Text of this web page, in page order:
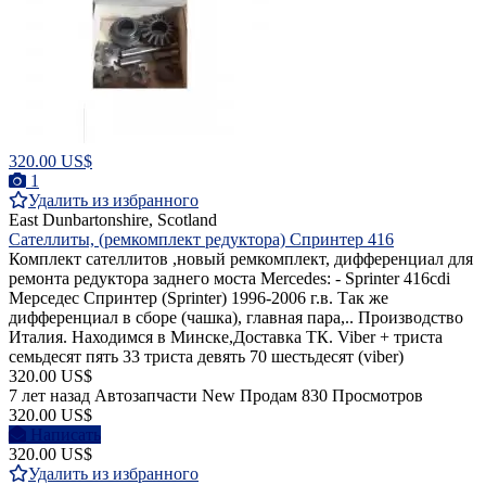
320.00 US$
1
Удалить из избранного
East Dunbartonshire, Scotland
Сателлиты, (ремкомплект редуктора) Спринтер 416
Комплект сателлитов ,новый ремкомплект, дифференциал для
ремонта редуктора заднего моста Mercedes: - Sprinter 416cdi
Мерседес Спринтер (Sprinter) 1996-2006 г.в. Так же
дифференциал в сборе (чашка), главная пара,.. Производство
Италия. Находимся в Минске,Доставка ТК. Viber + триста
семьдесят пять 33 триста девять 70 шестьдесят (viber)
320.00 US$
7 лет назад Автозапчасти New Продам 830 Просмотров
320.00 US$
Написать
320.00 US$
Удалить из избранного